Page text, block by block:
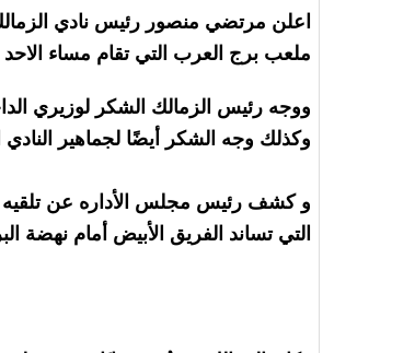
ملعب برج العرب التي تقام مساء الاحد المقبل 26/5/2019 أما نهضة
ووجه رئيس الزمالك الشكر لوزيري الداخلية والرياضه بعد الموافقه
وكذلك وجه الشكر أيضًا لجماهير النادي
التي تساند الفريق الأبيض أمام نهضة